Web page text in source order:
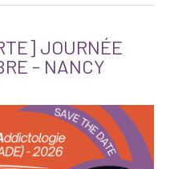
JOURNÉE
- NANCY